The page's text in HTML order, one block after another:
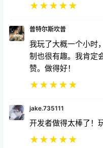
★★★★★
普特尔斯坎普
我玩了大概一个小时
制也很有趣。我肯定
赞。做得好！
★★★★★
jake.735111
开发者做得太棒了！
★★★★★